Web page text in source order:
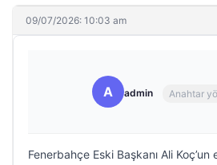
09/07/2026: 10:03 am
A admin Anahtar
Fenerbahçe Eski Başkanı Ali